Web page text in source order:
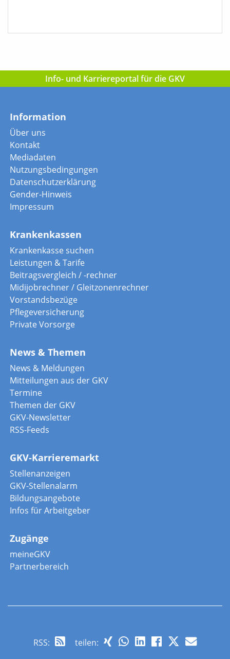
Info- und Karriereportal für die GKV
Information
Über uns
Kontakt
Mediadaten
Nutzungsbedingungen
Datenschutzerklärung
Gender-Hinweis
Impressum
Krankenkassen
Krankenkasse suchen
Leistungen & Tarife
Beitragsvergleich / -rechner
Midijobrechner / Gleitzonenrechner
Vorstandsbezüge
Pflegeversicherung
Private Vorsorge
News & Themen
News & Meldungen
Mitteilungen aus der GKV
Termine
Themen der GKV
GKV-Newsletter
RSS-Feeds
GKV-Karrieremarkt
Stellenanzeigen
GKV-Stellenalarm
Bildungsangebote
Infos für Arbeitgeber
Zugänge
meineGKV
Partnerbereich
RSS: teilen: